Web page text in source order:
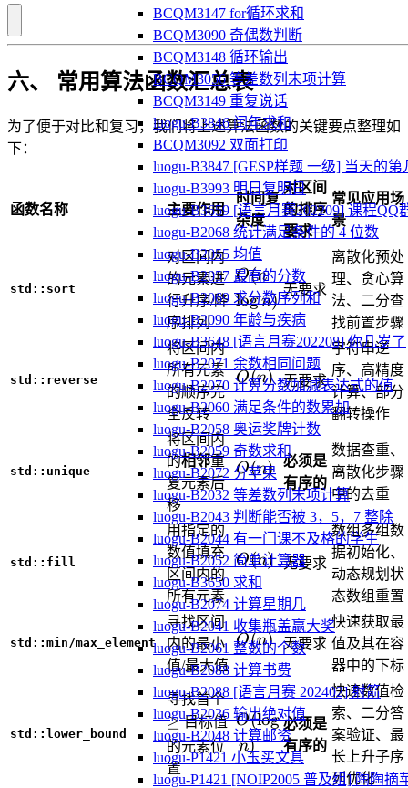
BCQM3147 for循环求和
BCQM3090 奇偶数判断
BCQM3148 循环输出
BCQM3056 等差数列末项计算
BCQM3149 重复说话
luogu-B3846 闰年求和
BCQM3092 双面打印
luogu-B3847 [GESP样题 一级] 当天的第
luogu-B3993 明日复明日
luogu-B3659 [语言月赛202209] 课程QQ
luogu-B2068 统计满足条件的 4 位数
luogu-B2055 均值
luogu-B2057 最高的分数
luogu-B2069 求分数序列和
luogu-B2090 年龄与疾病
luogu-B3648 [语言月赛202208] 你几岁了
luogu-B2071 余数相同问题
luogu-B2070 计算分数加减表达式的值
luogu-B2060 满足条件的数累加
luogu-B2058 奥运奖牌计数
luogu-B2059 奇数求和
luogu-B2072 分苹果
luogu-B2032 等差数列末项计算
luogu-B2043 判断能否被 3，5，7 整除
luogu-B2044 有一门课不及格的学生
luogu-B2052 简单计算器
luogu-B3650 求和
luogu-B2074 计算星期几
luogu-B2041 收集瓶盖赢大奖
luogu-B2061 整数的个数
luogu-B2088 计算书费
luogu-B2088 [语言月赛 202402] 射箭
luogu-B2036 输出绝对值
luogu-B2048 计算邮资
luogu-P1421 小玉买文具
luogu-P1421 [NOIP2005 普及组] 陶陶摘
六、 常用算法函数汇总表
为了便于对比和复习，我们将上述算法函数的关键要点整理如
下：
函数名称 主要作用
时间复
杂度
对区间
的排序
要求
常见应用场
景
std::sort
对区间内
的元素进
行升序/降
序排列
O(n
\log
n)
O(n
logn)
无要求
离散化预处
理、贪心算
法、二分查
找前置步骤
std::reverse
将区间内
所有元素
的顺序完
全反转
O(n)
O(n) 无要求
字符串逆
序、高精度
计算、部分
翻转操作
std::unique
将区间内
的相邻重
复元素后
移
O(n)
O(n)
必须是
有序的
数据查重、
离散化步骤
中的去重
std::fill
用指定的
数值填充
区间内的
所有元素
O(n)
O(n) 无要求
数组多组数
据初始化、
动态规划状
态数组重置
std::min/max_element
寻找区间
内的最小
值/最大值
O(n)
O(n) 无要求
快速获取最
值及其在容
器中的下标
std::lower_bound
寻找首个\ge
≥目标值
的元素位
置
O(\log
n)
O(log
n)
必须是
有序的
快速数值检
索、二分答
案验证、最
长上升子序
列优化